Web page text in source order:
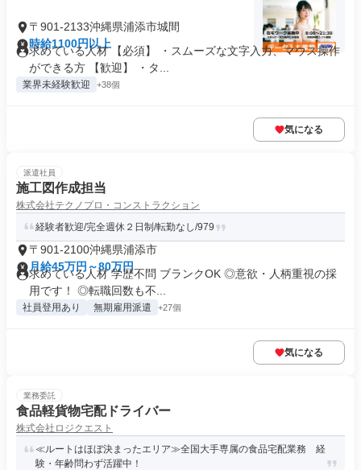
〒901-2133沖縄県浦添市城間
時給1100円以上
求めている人材 【必須】 ・スムーズな文字入力、マウス操作
ができる方 【歓迎】 ・タ...
業界未経験歓迎 +38個
気になる
派遣社員
施工図作成担当
株式会社テクノプロ・コンストラクション
経験者歓迎/完全週休２日制/転勤なし/979
〒901-2100沖縄県浦添市
月給45万円～80万円
求めている人材 学歴不問 ブランクOK ◎意欲・人柄重視の採
用です！ ◎転職回数も不...
社員登用あり 無期雇用派遣 +27個
気になる
業務委託
食品軽貨物宅配ドライバー
株式会社ロジクエスト
≪ルートはほぼ決まったエリア≫全国大手専属の食品宅配業務 経
験・年齢問わず活躍中！